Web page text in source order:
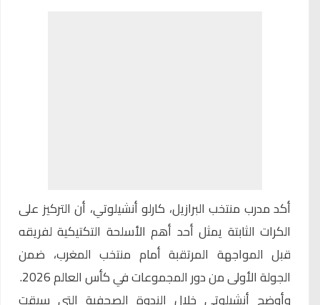
أكد مدرب منتخب البرازيل، كارلو أنشيلوتي، أن التركيز على
الكرات الثابتة يمثل أحد أهم الأسلحة التكتيكية لفريقه
قبل المواجهة المرتقبة أمام منتخب المغرب، ضمن
الجولة الأولى من دور المجموعات في كأس العالم 2026.
وأوضح أنشيلوتي خلال الندوة الصحفية التي سبقت